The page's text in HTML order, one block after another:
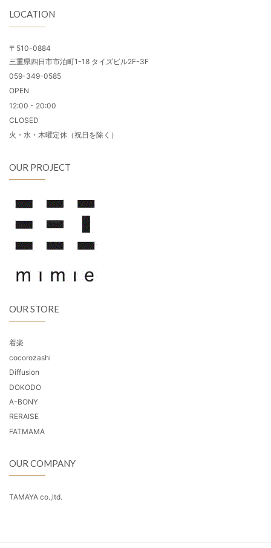
LOCATION
〒510-0884
三重県四日市市泊町1-18 タイズビル2F-3F
059-349-0585
OPEN
12:00 - 20:00
CLOSED
火・水・木曜定休（祝日を除く）
OUR PROJECT
OUR STORE
着楽
cocorozashi
Diffusion
DOKODO
A-BONY
RERAISE
FATMAMA
OUR COMPANY
TAMAYA co.,ltd.